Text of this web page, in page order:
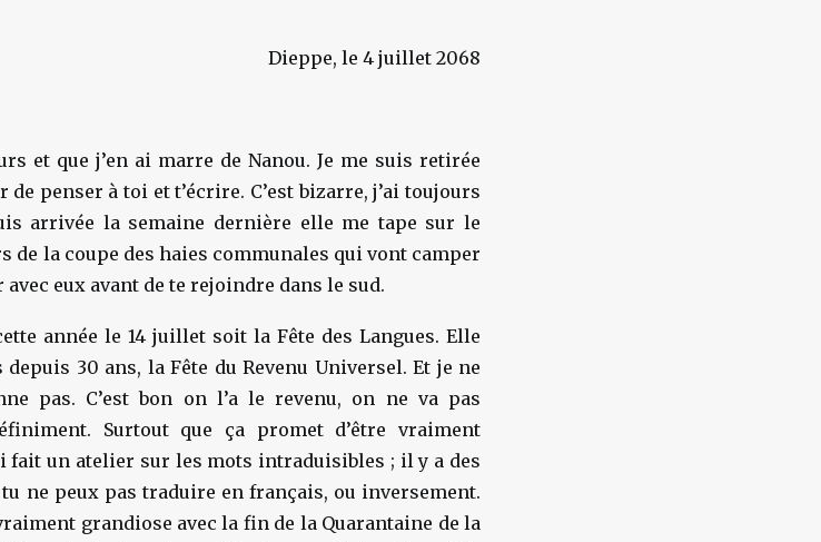
Dieppe, le 4 juillet 2068
et que j’en ai marre de Nanou. Je me suis retirée
penser à toi et t’écrire. C’est bizarre, j’ai toujours
arrivée la semaine dernière elle me tape sur le
de la coupe des haies communales qui vont camper
eux avant de te rejoindre dans le sud.
année le 14 juillet soit la Fête des Langues. Elle
30 ans, la Fête du Revenu Universel. Et je ne
pas. C’est bon on l’a le revenu, on ne va pas
Surtout que ça promet d’être vraiment
fait un atelier sur les mots intraduisibles ; il y a des
ne peux pas traduire en français, ou inversement.
grandiose avec la fin de la Quarantaine de la